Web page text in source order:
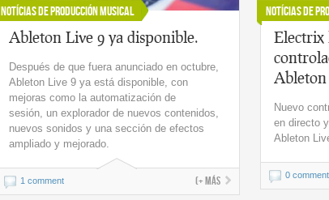
Notícias de Producción Musical
Ableton Live 9 ya disponible.
Después de que fuera anunciado en octubre,
Ableton Live 9 ya está disponible, con
mejoras como la automatización de
sesión, un explorador de nuevos contenidos,
nuevos sonidos y una sección de efectos
ampliado y mejorado.
1 comment (+ más
Notícias de
Electrix
Nuevo
en directo
Ableton
0